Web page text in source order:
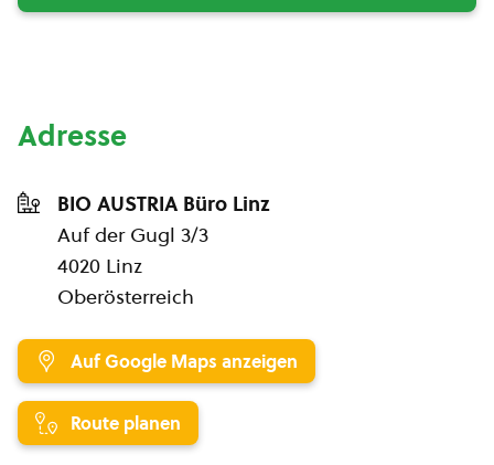
Adresse
BIO AUSTRIA Büro Linz
Auf der Gugl 3/3
4020 Linz
Oberösterreich
Auf Google Maps anzeigen
Route planen